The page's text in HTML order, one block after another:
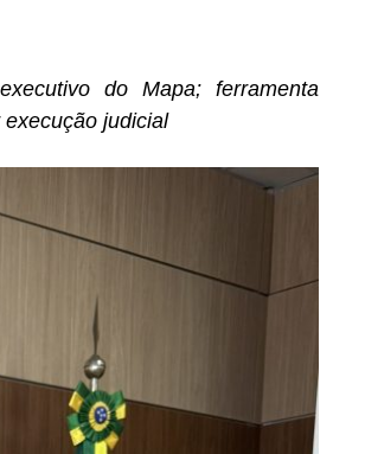
do Mapa; ferramenta
judicial